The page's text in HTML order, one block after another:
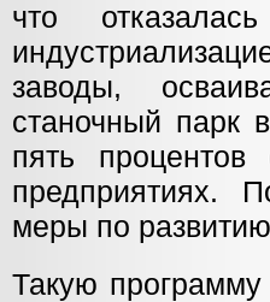
что
заводы,
станочный парк
пять
предприятиях.
меры по
Такую